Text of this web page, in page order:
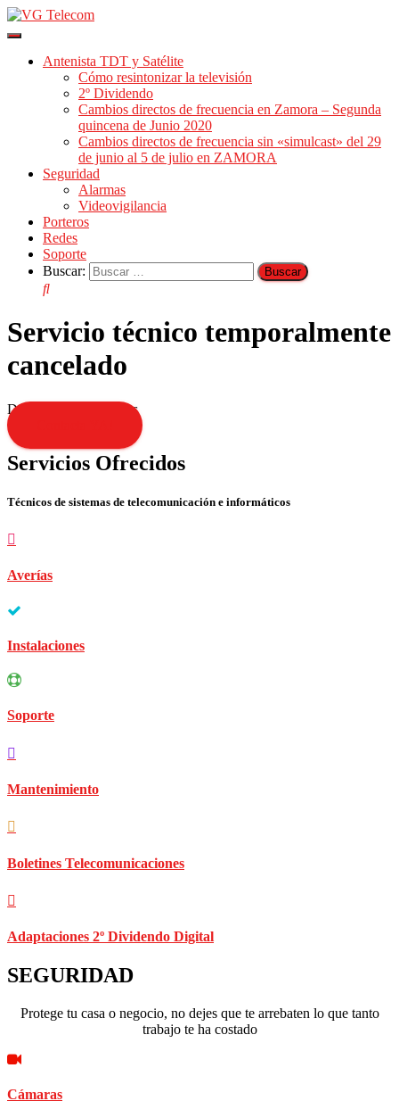
Cambiar
navegación
Antenista TDT y Satélite
Cómo resintonizar la televisión
2º Dividendo
Cambios directos de frecuencia en Zamora – Segunda
quincena de Junio 2020
Cambios directos de frecuencia sin «simulcast» del 29
de junio al 5 de julio en ZAMORA
Seguridad
Alarmas
Videovigilancia
Porteros
Redes
Soporte
Buscar:
Servicio técnico temporalmente
cancelado
Disculpen las molestias
Servicios Ofrecidos
Técnicos de sistemas de telecomunicación e informáticos
Averías
Instalaciones
Soporte
Mantenimiento
Boletines Telecomunicaciones
Adaptaciones 2º Dividendo Digital
SEGURIDAD
Protege tu casa o negocio, no dejes que te arrebaten lo que tanto
trabajo te ha costado
Cámaras